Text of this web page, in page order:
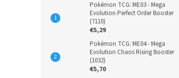
Pokémon TCG: ME03 - Mega
Evolution Perfect Order Booster
(7110)
€5,29
Pokémon TCG: ME04 - Mega
Evolution Chaos Rising Booster
(1032)
€5,70